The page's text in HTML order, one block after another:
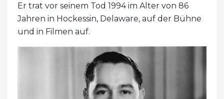
Er trat vor seinem Tod 1994 im Alter von 86
Jahren in Hockessin, Delaware, auf der Bühne
und in Filmen auf.